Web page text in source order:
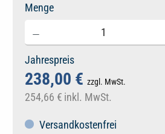
Menge
Jahrespreis
238,00 € zzgl. MwSt.
254,66 € inkl. MwSt.
Versandkostenfrei